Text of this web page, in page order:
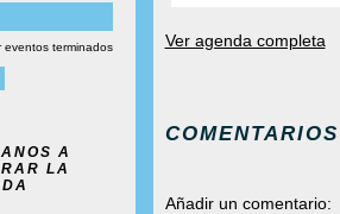
eventos terminados
A
LA
Ver agenda completa
COMENTARIOS
Añadir un comentario: